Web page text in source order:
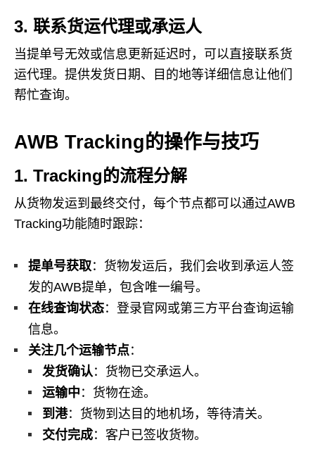
3. 联系货运代理或承运人
当提单号无效或信息更新延迟时，可以直接联系货
运代理。提供发货日期、目的地等详细信息让他们
帮忙查询。
AWB Tracking的操作与技巧
1. Tracking的流程分解
从货物发运到最终交付，每个节点都可以通过AWB
Tracking功能随时跟踪：
提单号获取：货物发运后，我们会收到承运人签
发的AWB提单，包含唯一编号。
在线查询状态：登录官网或第三方平台查询运输
信息。
关注几个运输节点：
发货确认 ：货物已交承运人。
运输中 ：货物在途。
到港：货物到达目的地机场，等待清关。
交付完成：客户已签收货物。